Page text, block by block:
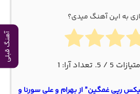
آهنگ قبلی
به این آهنگ میدی؟
5 / 5. تعداد آرا: 1
آهنگ زخم 4 “ریمیکس رپی غمگین” از بهرام و علی سورنا و